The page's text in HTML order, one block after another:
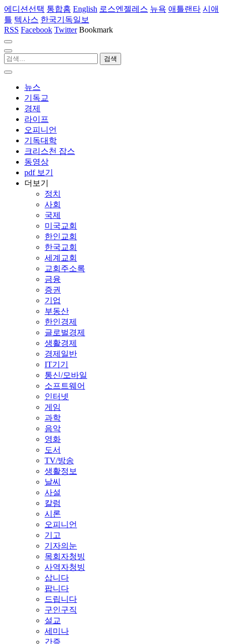
에디션선택 통합홈 English 로스엔젤레스 뉴욕 애틀랜타 시애
틀 텍사스 한국기독일보
RSS Facebook Twitter Bookmark
뉴스
기독교
경제
라이프
오피니언
기독대학
크리스천 잡스
동영상
pdf 보기
더보기
정치
사회
국제
미국교회
한인교회
한국교회
세계교회
교회주소록
금융
증권
기업
부동산
한인경제
글로벌경제
생활경제
경제일반
IT기기
통신/모바일
소프트웨어
인터넷
게임
과학
음악
영화
도서
TV/방송
생활정보
날씨
사설
칼럼
시론
오피니언
기고
기자의눈
목회자청빙
사역자청빙
삽니다
팝니다
드립니다
구인구직
설교
세미나
간증